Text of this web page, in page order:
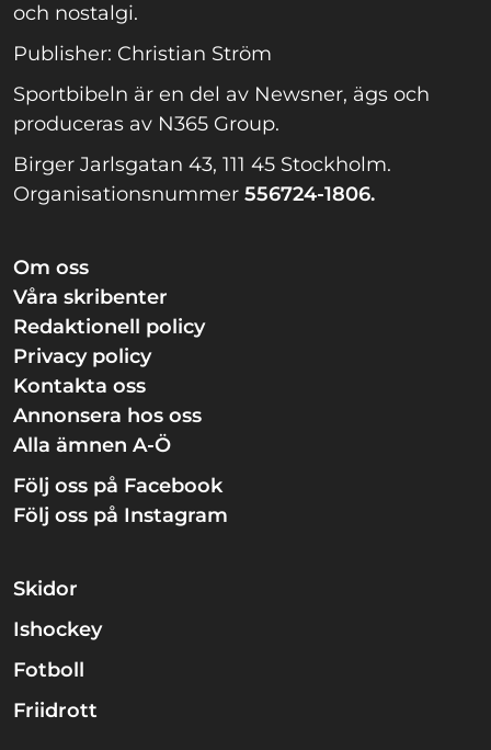
och nostalgi.
Publisher: Christian Ström
Sportbibeln är en del av Newsner, ägs och
produceras av N365 Group.
Birger Jarlsgatan 43, 111 45 Stockholm.
Organisationsnummer 556724-1806.
Om oss
Våra skribenter
Redaktionell policy
Privacy policy
Kontakta oss
Annonsera hos oss
Alla ämnen A-Ö
Följ oss på Facebook
Följ oss på Instagram
Skidor
Ishockey
Fotboll
Friidrott